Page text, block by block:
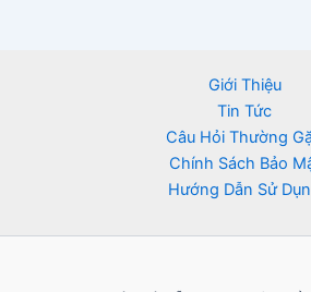
Giới Thiệu
Tin Tức
Câu Hỏi Thường
Chính Sách Bảo
Hướng Dẫn Sử